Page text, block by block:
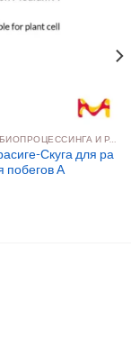
СЫРЬЁ ДЛЯ БИОПРОЦЕССИНГА И РАЗРАБОТКИ ПРЕПАРАТОВ
Скуга для ра
побегов А